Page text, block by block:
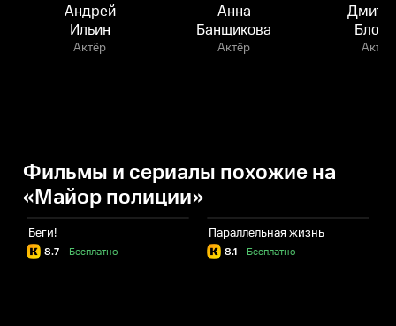
Андрей
Ильин
Актёр
Анна
Банщикова
Актёр Актёр
Фильмы и сериалы похожие на
«Майор полиции»
Беги!
8.7 Бесплатно
·
Параллельная жизнь
8.1 Бесплатно
·